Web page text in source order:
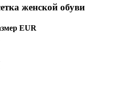
женской обуви
EUR